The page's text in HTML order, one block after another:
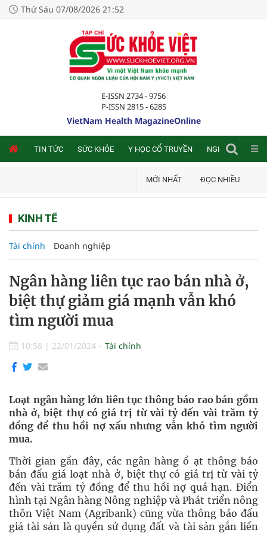
Thứ Sáu 07/08/2026 21:52
E-ISSN 2734 - 9756
P-ISSN 2815 - 6285
VietNam Health MagazineOnline
TIN TỨC SỨC KHỎE Y HỌC CỔ TRUYỀN NGHIÊN CỨU
MỚI NHẤT ĐỌC NHIỀU
KINH TẾ
Tài chính Doanh nghiệp
Ngân hàng liên tục rao bán nhà ở,
biệt thự giảm giá mạnh vẫn khó
tìm người mua
10:58 | 22/01/2024 Tài chính
Loạt ngân hàng lớn liên tục thông báo rao bán gồm
nhà ở, biệt thự có giá trị từ vài tỷ đến vài trăm tỷ
đồng để thu hồi nợ xấu nhưng vẫn khó tìm người
mua.
Thời gian gần đây, các ngân hàng ồ ạt thông báo
bán đấu giá loạt nhà ở, biệt thự có giá trị từ vài tỷ
đến vài trăm tỷ đồng để thu hồi nợ quá hạn. Điển
hình tại Ngân hàng Nông nghiệp và Phát triển nông
thôn Việt Nam (Agribank) cũng vừa thông báo đấu
giá tài sản là quyền sử dụng đất và tài sản gắn liền